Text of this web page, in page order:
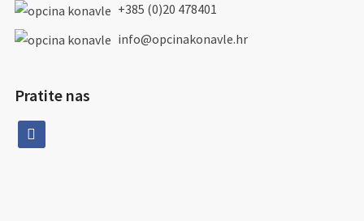
+385 (0)20 478401
info@opcinakonavle.hr
Pratite nas
facebook